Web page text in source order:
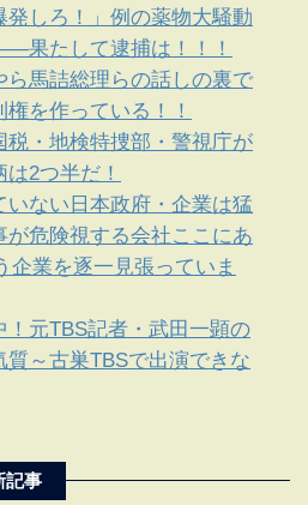
発しろ！」例の薬物大騒動
果たして逮捕は！！！
ら馬詰総理らの話しの裏で
を作っている！！
税・地検特捜部・警視庁が
2つ半だ！
ない日本政府・企業は猛
が危険視する会社ここにあ
企業を逐一見張っていま
！元TBS記者・武田一顕の
～古巣TBSで出演できな
記事